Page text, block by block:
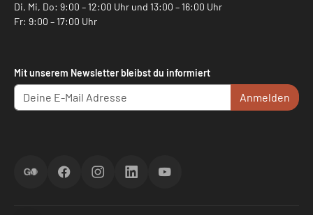
Di, Mi, Do: 9:00 – 12:00 Uhr und 13:00 – 16:00 Uhr
Fr: 9:00 – 17:00 Uhr
Mit unserem Newsletter bleibst du informiert
Anmelden
ScoreGOFacebookInstagramLinkedInYouTube